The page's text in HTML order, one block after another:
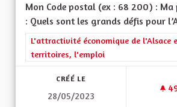
Mon Code postal (ex : 68 200) :
: Quels sont les grands défis pour
Filtrer les résultats de la catégorie :
L'attractivité économique de l'Alsace
territoires, l'emploi
CRÉÉ LE
28/05/2023